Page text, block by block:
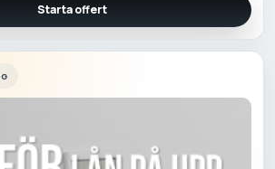
Starta offert